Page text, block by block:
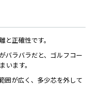
正確性です。
バラバラだと、ゴルフコー
ます。
囲が広く、多少芯を外して